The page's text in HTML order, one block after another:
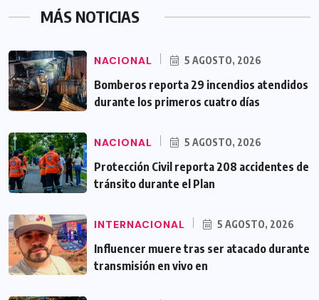
MÁS NOTICIAS
NACIONAL 5 AGOSTO, 2026
Bomberos reporta 29 incendios atendidos
durante los primeros cuatro días
NACIONAL 5 AGOSTO, 2026
Protección Civil reporta 208 accidentes de
tránsito durante el Plan
INTERNACIONAL 5 AGOSTO, 2026
Influencer muere tras ser atacado durante
transmisión en vivo en